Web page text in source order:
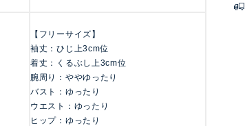
【フリーサイズ】
袖丈：ひじ上3cm位
着丈：くるぶし上3cm位
腕周り：ややゆったり
バスト：ゆったり
ウエスト：ゆったり
ヒップ：ゆったり